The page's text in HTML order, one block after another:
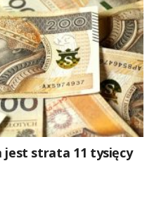
jest strata 11 tysięcy